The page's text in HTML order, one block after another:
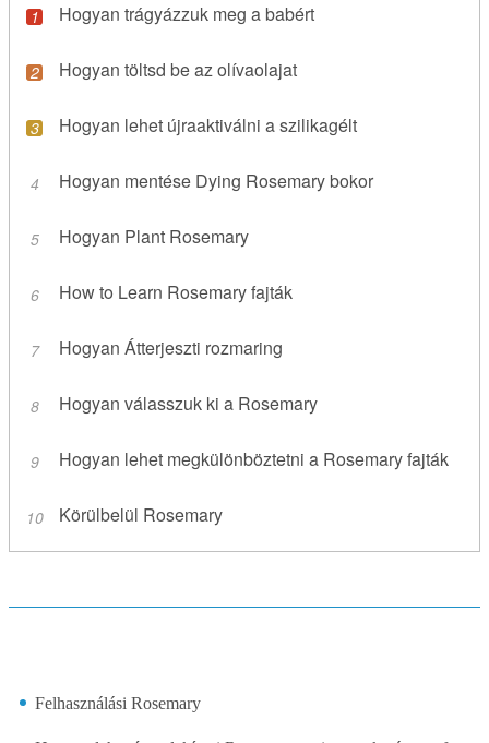
Hogyan trágyázzuk meg a babért
Hogyan töltsd be az olívaolajat
Hogyan lehet újraaktiválni a szilikagélt
Hogyan mentése Dying Rosemary bokor
Hogyan Plant Rosemary
How to Learn Rosemary fajták
Hogyan Átterjeszti rozmaring
Hogyan válasszuk ki a Rosemary
Hogyan lehet megkülönböztetni a Rosemary fajták
Körülbelül Rosemary
Felhasználási Rosemary